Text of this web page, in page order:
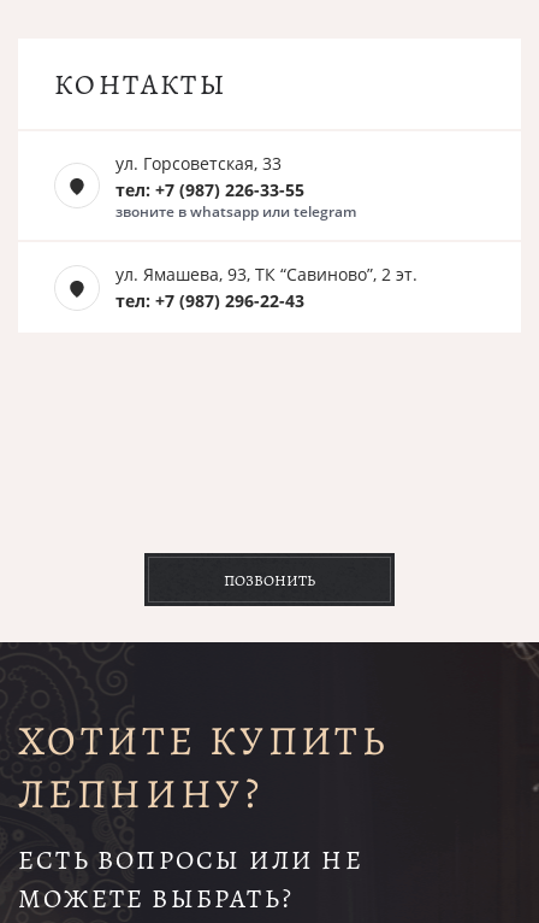
КОНТАКТЫ
ул. Горсоветская, 33
тел: +7 (987) 226-33-55
звоните в whatsapp или telegram
ул. Ямашева, 93, ТК “Савиново”, 2 эт.
тел: +7 (987) 296-22-43
ПОЗВОНИТЬ
ХОТИТЕ КУПИТЬ
ЛЕПНИНУ?
ЕСТЬ ВОПРОСЫ ИЛИ НЕ
МОЖЕТЕ ВЫБРАТЬ?